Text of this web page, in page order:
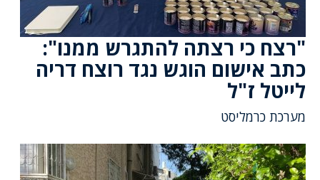
"רצח כי רצתה להתגרש ממנו":
כתב אישום הוגש נגד רוצח דריה
לייטל ז"ל
מערכת כרמליסט